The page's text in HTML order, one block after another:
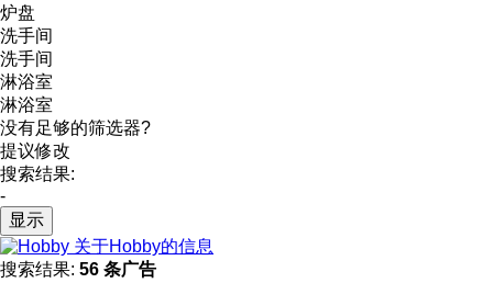
炉盘
洗手间
洗手间
淋浴室
淋浴室
没有足够的筛选器?
提议修改
搜索结果:
-
显示
关于Hobby的信息
搜索结果: 56 条广告